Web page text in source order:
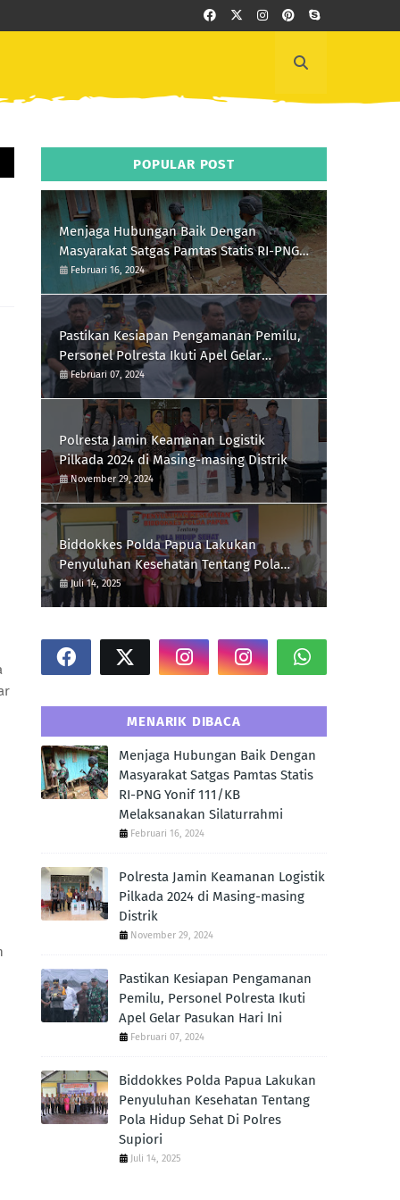
POPULAR POST
Menjaga Hubungan Baik Dengan
Masyarakat Satgas Pamtas Statis RI-PNG
Yonif 111/KB Melaksanakan Silaturrahmi
Februari 16, 2024
Pastikan Kesiapan Pengamanan Pemilu,
Personel Polresta Ikuti Apel Gelar
Pasukan Hari Ini
Februari 07, 2024
Polresta Jamin Keamanan Logistik
Pilkada 2024 di Masing-masing Distrik
November 29, 2024
Biddokkes Polda Papua Lakukan
Penyuluhan Kesehatan Tentang Pola
Hidup Sehat Di Polres Supiori
Juli 14, 2025
MENARIK DIBACA
Menjaga Hubungan Baik Dengan
Masyarakat Satgas Pamtas Statis
RI-PNG Yonif 111/KB
Melaksanakan Silaturrahmi
Februari 16, 2024
Polresta Jamin Keamanan Logistik
Pilkada 2024 di Masing-masing
Distrik
November 29, 2024
Pastikan Kesiapan Pengamanan
Pemilu, Personel Polresta Ikuti
Apel Gelar Pasukan Hari Ini
Februari 07, 2024
Biddokkes Polda Papua Lakukan
Penyuluhan Kesehatan Tentang
Pola Hidup Sehat Di Polres
Supiori
Juli 14, 2025